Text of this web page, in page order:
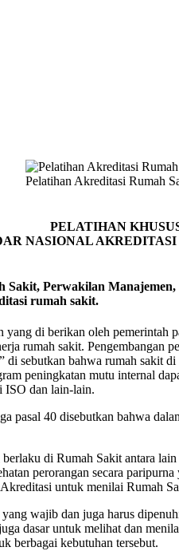
Pelatihan Akreditasi Rumah
PELATIHAN
NASIONAL
Perwakilan
rumah sakit.
yang di berikan oleh pemerintah
rumah sakit.
sebutkan bahwa rumah
peningkatan mutu internal
ISO dan lain-lain.
40 disebutkan bahwa
di Rumah Sakit antara
perorangan secara
untuk menilai Rumah
wajib dan juga harus
dasar untuk melihat dan
berbagai kebutuhan tersebut.